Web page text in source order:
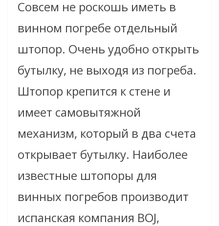
Совсем не роскошь иметь в
винном погребе отдельный
штопор. Очень удобно открыть
бутылку, не выходя из погреба.
Штопор крепится к стене и
имеет самовытяжной
механизм, который в два счета
открывает бутылку. Наиболее
известные штопоры для
винных погребов производит
испанская компания BOJ,